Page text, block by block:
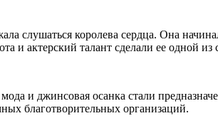
слушаться королева сердца. Она
актерский талант сделали ее одной
и джинсовая осанка стали
благотворительных организаций.